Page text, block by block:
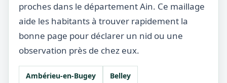
proches dans le département Ain. Ce maillage
aide les habitants à trouver rapidement la
bonne page pour déclarer un nid ou une
observation près de chez eux.
Ambérieu-en-Bugey
Belley